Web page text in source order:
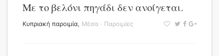
Με το βελόνι πηγάδι δεν ανοίγεται.
Κυπριακή παροιμία, Μέσα · Παροιμίες